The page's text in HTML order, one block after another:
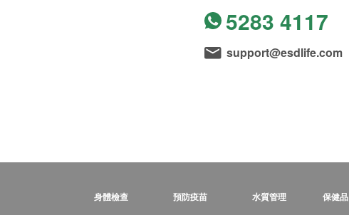
5283 4117
support@esdlife.com
身體檢查 預防疫苗 水質管理 保健品